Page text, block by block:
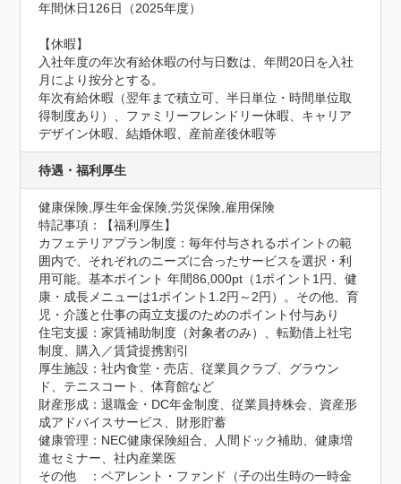
年間休日126日（2025年度）
【休暇】
入社年度の年次有給休暇の付与日数は、年間20日を入社
月により按分とする。
年次有給休暇（翌年まで積立可、半日単位・時間単位取
得制度あり）、ファミリーフレンドリー休暇、キャリア
デザイン休暇、結婚休暇、産前産後休暇等
待遇・福利厚生
健康保険,厚生年金保険,労災保険,雇用保険
特記事項：【福利厚生】
カフェテリアプラン制度：毎年付与されるポイントの範
囲内で、それぞれのニーズに合ったサービスを選択・利
用可能。基本ポイント 年間86,000pt（1ポイント1円、健
康・成長メニューは1ポイント1.2円～2円）。その他、育
児・介護と仕事の両立支援のためのポイント付与あり
住宅支援：家賃補助制度（対象者のみ）、転勤借上社宅
制度、購入／賃貸提携割引
厚生施設：社内食堂・売店、従業員クラブ、グラウン
ド、テニスコート、体育館など
財産形成：退職金・DC年金制度、従業員持株会、資産形
成アドバイスサービス、財形貯蓄
健康管理：NEC健康保険組合、人間ドック補助、健康増
進セミナー、社内産業医
その他　：ペアレント・ファンド（子の出生時の一時金